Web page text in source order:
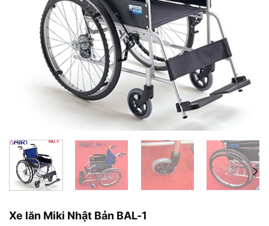
Xe lăn Miki Nhật Bản BAL-1